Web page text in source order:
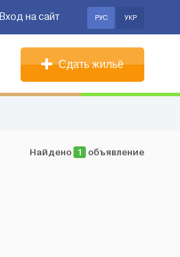
Вход на сайт РУС УКР
Сдать жильё
Найдено 1 объявление